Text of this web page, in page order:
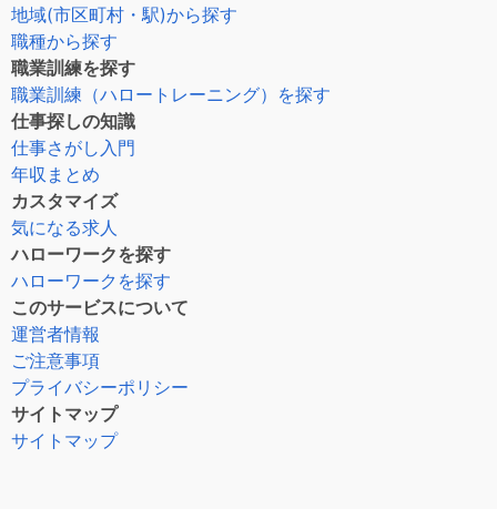
地域(市区町村・駅)から探す
職種から探す
職業訓練を探す
職業訓練（ハロートレーニング）を探す
仕事探しの知識
仕事さがし入門
年収まとめ
カスタマイズ
気になる求人
ハローワークを探す
ハローワークを探す
このサービスについて
運営者情報
ご注意事項
プライバシーポリシー
サイトマップ
サイトマップ